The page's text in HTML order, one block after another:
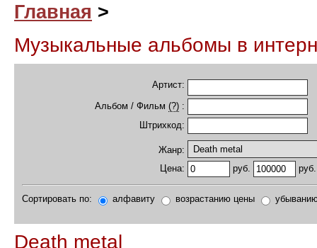
Главная >
Музыкальные альбомы в
Артист:
Альбом / Фильм (?) :
Штрихкод:
Жанр:
Цена:
руб. руб.
Сортировать по: алфавиту возрастанию цены
Death metal